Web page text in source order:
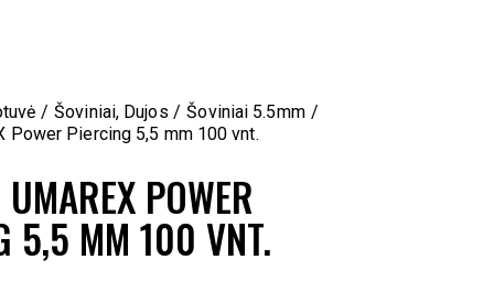
Šoviniai, Dujos
Šoviniai 5.5mm
Power Piercing 5,5 mm 100 vnt.
POWER
5,5 MM 100 VNT.